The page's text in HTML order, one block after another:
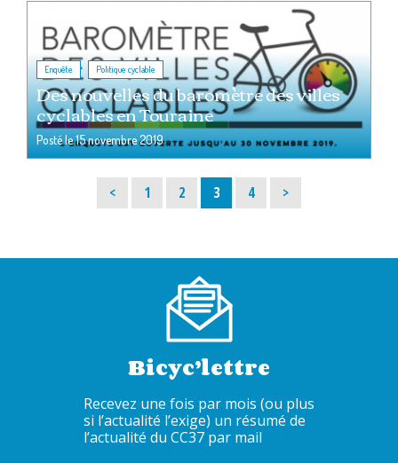
Enquête , Politique cyclable
Des nouvelles du baromètre des villes
cyclables en Touraine
Posté le15 novembre 2019
< Page
1 Page
2 Page
3 Page
4 >
Bicyc’lettre
Recevez une fois par mois (ou plus
si l’actualité l’exige) un résumé de
l’actualité du CC37 par mail